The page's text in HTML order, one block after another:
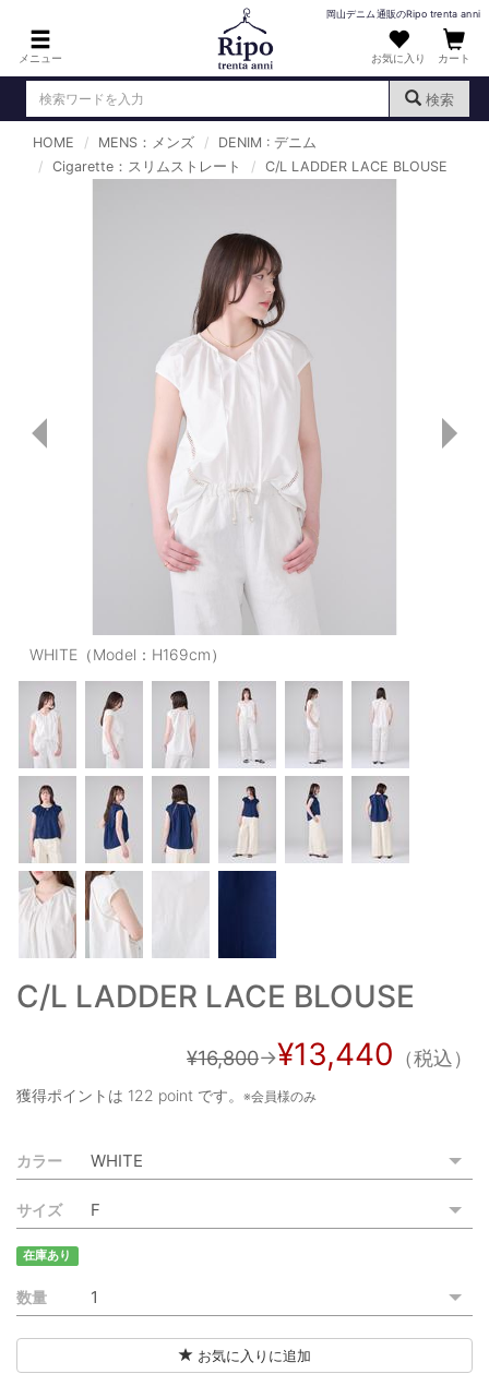
メニュー
岡山デニム通販のRipo trenta anni
お気に入り カート
検索
ログイン （新規会員登録 ）
TOPS : トップス
T-SHIRT : Tシャツ
KNIT : ニット
SHIRT : シャツ
OUTERS : アウター
LADIES : レディース
DENIM : デニム
PANTS/SKIRT : パンツ・スカート
TOPS : トップス
OUTERS : アウター
OUTLET : アウトレット
MENS : メンズ
LADIES : レディース
新規会員登録
お買い物カゴ
ご利用ガイド
ご利用規約
HOME MENS：メンズ
DENIM : デニム
Cigarette：スリムストレート
C/L LADDER LACE BLOUSE
WHITE（Model：H169cm）
C/L LADDER LACE BLOUSE
¥16,800→¥13,440 （税込）
獲得ポイントは 122 point です。 ※会員様のみ
カラー
サイズ
在庫あり
数量
お気に入りに追加